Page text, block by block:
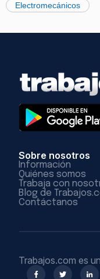
Electromecánicos
Sobre nosotros
Información
Quiénes somos
Trabaja con
Blog de
Contáctanos
Trabajos.com es